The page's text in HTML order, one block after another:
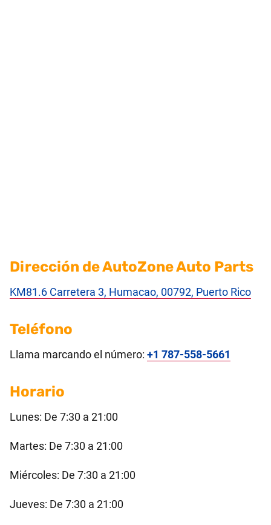
Dirección de AutoZone Auto Parts
KM81.6 Carretera 3, Humacao, 00792, Puerto Rico
Teléfono
Llama marcando el número: +1 787-558-5661
Horario
Lunes: De 7:30 a 21:00
Martes: De 7:30 a 21:00
Miércoles: De 7:30 a 21:00
Jueves: De 7:30 a 21:00